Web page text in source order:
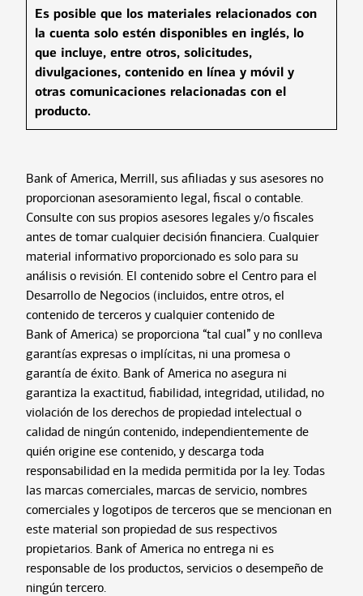
Es posible que los materiales relacionados con
la cuenta solo estén disponibles en inglés, lo
que incluye, entre otros, solicitudes,
divulgaciones, contenido en línea y móvil y
otras comunicaciones relacionadas con el
producto.
Bank of America, Merrill, sus afiliadas y sus asesores no
proporcionan asesoramiento legal, fiscal o contable.
Consulte con sus propios asesores legales y/o fiscales
antes de tomar cualquier decisión financiera. Cualquier
material informativo proporcionado es solo para su
análisis o revisión. El contenido sobre el Centro para el
Desarrollo de Negocios (incluidos, entre otros, el
contenido de terceros y cualquier contenido de
Bank of America) se proporciona “tal cual” y no conlleva
garantías expresas o implícitas, ni una promesa o
garantía de éxito. Bank of America no asegura ni
garantiza la exactitud, fiabilidad, integridad, utilidad, no
violación de los derechos de propiedad intelectual o
calidad de ningún contenido, independientemente de
quién origine ese contenido, y descarga toda
responsabilidad en la medida permitida por la ley. Todas
las marcas comerciales, marcas de servicio, nombres
comerciales y logotipos de terceros que se mencionan en
este material son propiedad de sus respectivos
propietarios. Bank of America no entrega ni es
responsable de los productos, servicios o desempeño de
ningún tercero.